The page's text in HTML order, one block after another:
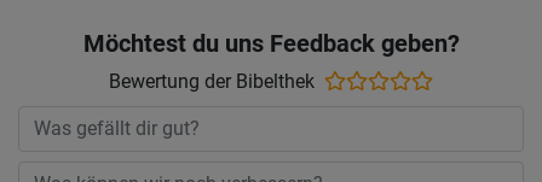
Möchtest du uns Feedback geben?
Bewertung der Bibelthek